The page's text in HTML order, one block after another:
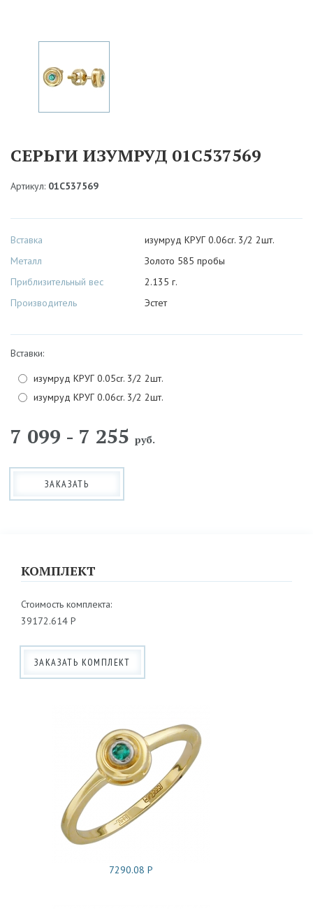
СЕРЬГИ ИЗУМРУД 01С537569
Артикул: 01С537569
Вставка
Металл
Приблизительный вес
Производитель
изумруд КРУГ 0.06cr. 3/2 2шт.
Золото 585 пробы
2.135 г.
Эстет
Вставки:
изумруд КРУГ 0.05cr. 3/2 2шт.
изумруд КРУГ 0.06cr. 3/2 2шт.
7 099 - 7 255 руб.
ЗАКАЗАТЬ
КОМПЛЕКТ
Стоимость комплекта:
39172.614 Р
ЗАКАЗАТЬ КОМПЛЕКТ
7290.08 Р